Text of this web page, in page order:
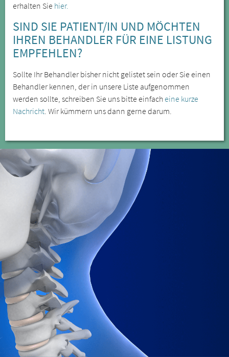
erhalten Sie hier.
SIND SIE PATIENT/IN UND MÖCHTEN
IHREN BEHANDLER FÜR EINE LISTUNG
EMPFEHLEN?
Sollte Ihr Behandler bisher nicht gelistet sein oder Sie einen
Behandler kennen, der in unsere Liste aufgenommen
werden sollte, schreiben Sie uns bitte einfacheine kurze
Nachricht. Wir kümmern uns dann gerne darum.